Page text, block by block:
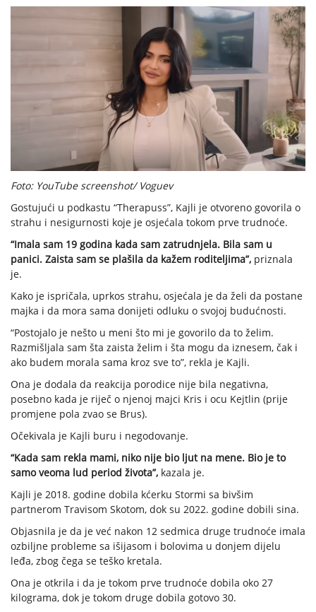
Foto: YouTube screenshot/ Voguev
Gostujući u podkastu “Therapuss”, Kajli je otvoreno govorila o
strahu i nesigurnosti koje je osjećala tokom prve trudnoće.
“Imala sam 19 godina kada sam zatrudnjela. Bila sam u
panici. Zaista sam se plašila da kažem roditeljima”, priznala
je.
Kako je ispričala, uprkos strahu, osjećala je da želi da postane
majka i da mora sama donijeti odluku o svojoj budućnosti.
“Postojalo je nešto u meni što mi je govorilo da to želim.
Razmišljala sam šta zaista želim i šta mogu da iznesem, čak i
ako budem morala sama kroz sve to”, rekla je Kajli.
Ona je dodala da reakcija porodice nije bila negativna,
posebno kada je riječ o njenoj majci Kris i ocu Kejtlin (prije
promjene pola zvao se Brus).
Očekivala je Kajli buru i negodovanje.
“Kada sam rekla mami, niko nije bio ljut na mene. Bio je to
samo veoma lud period života”, kazala je.
Kajli je 2018. godine dobila kćerku Stormi sa bivšim
partnerom Travisom Skotom, dok su 2022. godine dobili sina.
Objasnila je da je već nakon 12 sedmica druge trudnoće imala
ozbiljne probleme sa išijasom i bolovima u donjem dijelu
leđa, zbog čega se teško kretala.
Ona je otkrila i da je tokom prve trudnoće dobila oko 27
kilograma, dok je tokom druge dobila gotovo 30.